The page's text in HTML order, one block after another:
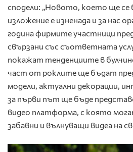
сподели: „Новото, което ще се
изложение е изненада и за нас
година фирмите участници
свързани със съответната
покажат тенденциите в
част от роклите ще бъдат
модели, актуални декорации,
за първи път щe бъде
видео платформа, с която
забавни и вълнуващи видеа на